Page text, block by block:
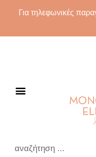
Για τηλεφωνικές